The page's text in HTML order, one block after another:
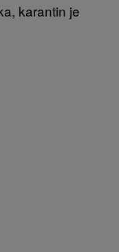
karantin je